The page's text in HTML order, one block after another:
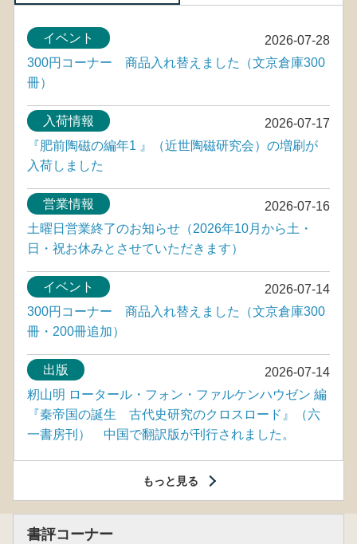
2026-07-28
イベント
300円コーナー 商品入れ替えました（文京倉庫300
冊）
2026-07-17
入荷情報
『肥前陶磁の編年1 』（近世陶磁研究会）の増刷が
入荷しました
2026-07-16
営業情報
土曜日営業終了のお知らせ（2026年10月から土・
日・祝お休みとさせていただきます）
2026-07-14
イベント
300円コーナー 商品入れ替えました（文京倉庫300
冊・200冊追加）
2026-07-14
出版
籾山明 ロータール・フォン・ファルケンハウゼン 編
『秦帝国の誕生 古代史研究のクロスロード』（六
一書房刊） 中国で翻訳版が刊行されました。
もっと見る
書評コーナー